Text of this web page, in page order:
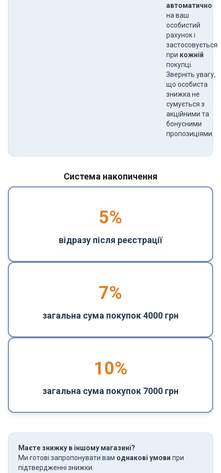
автоматично
на ваш
особистий
рахунок і
застосовується
при кожній
покупці.
Зверніть увагу,
що особиста
знижка не
сумується з
акційними та
бонусними
пропозиціями.
Система накопичення
5%
відразу після реєстрації
7%
загальна сума покупок 4000 грн
10%
загальна сума покупок 7000 грн
Маєте знижку в іншому магазині?
Ми готові запропонувати вам однакові умови при
підтвердженні знижки.